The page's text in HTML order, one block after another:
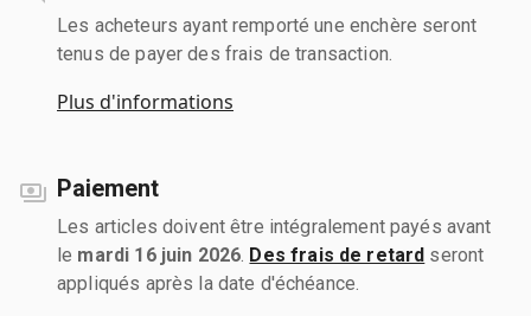
Les acheteurs ayant remporté une enchère seront
tenus de payer des frais de transaction.
Plus d'informations
Paiement
Les articles doivent être intégralement payés avant
le mardi 16 juin 2026 Des frais de retard seront
appliqués après la date d'échéance.